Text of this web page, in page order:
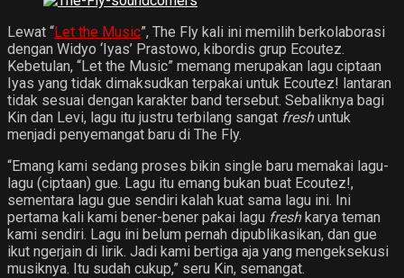
Lewat “Let the Music”, The Fly kali ini memilih berkolaborasi
dengan Widyo ‘Iyas’ Prastowo, kibordis grup Ecoutez.
Kebetulan, “Let the Music” memang merupakan lagu ciptaan
Iyas yang tidak dimaksudkan terpakai untuk Ecoutez! lantaran
tidak sesuai dengan karakter band tersebut. Sebaliknya bagi
Kin dan Levi, lagu itu justru terbilang sangat freshuntuk
menjadi penyemangat baru di The Fly.
“Emang kami sedang proses bikin single baru memakai lagu-
lagu (ciptaan) gue. Lagu itu emang bukan buat Ecoutez!,
sementara lagu gue sendiri kalah kuat sama lagu ini. Ini
pertama kali kami bener-bener pakai lagu freshkarya teman
kami sendiri. Lagu ini belum pernah dipublikasikan, dan gue
ikut ngerjain di lirik. Jadi kami bertiga aja yang mengeksekusi
musiknya. Itu sudah cukup,” seru Kin, semangat.